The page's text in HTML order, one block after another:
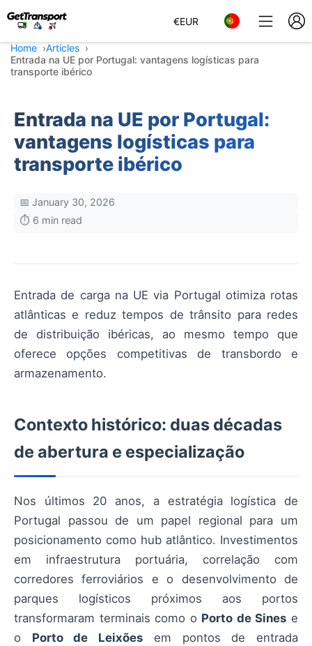
€EUR
Home
Articles
Entrada na UE por Portugal: vantagens logísticas para
transporte ibérico
Entrada na UE por Portugal:
vantagens logísticas para
transporte ibérico
📅 January 30, 2026
⏱️ 6 min read
Entrada de carga na UE via Portugal otimiza rotas
atlânticas e reduz tempos de trânsito para redes
de distribuição ibéricas, ao mesmo tempo que
oferece opções competitivas de transbordo e
armazenamento.
Contexto histórico: duas décadas
de abertura e especialização
Nos últimos 20 anos, a estratégia logística de
Portugal passou de um papel regional para um
posicionamento como hub atlântico. Investimentos
em infraestrutura portuária, correlação com
corredores ferroviários e o desenvolvimento de
parques logísticos próximos aos portos
transformaram terminais como o Porto de Sines e
o Porto de Leixões em pontos de entrada